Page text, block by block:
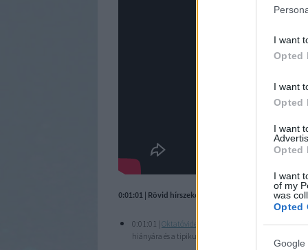
I want
Opted
I want
Opted
I want
Opted
I want
of my
was
Opted
Google
0:01:01 | Rövid hírszekció:
0:01:01 | Oktatóvideók a TAS stílusában : Mr. Spock
hiányára és a tipikus érvelési hibákra.